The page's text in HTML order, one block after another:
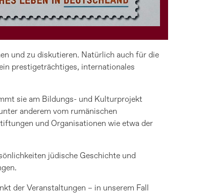
und zu diskutieren. Natürlich auch für die
prestigeträchtiges, internationales
sie am Bildungs- und Kulturprojekt
anderem vom rumänischen
und Organisationen wie etwa der
jüdische Geschichte und
der Veranstaltungen – in unserem Fall